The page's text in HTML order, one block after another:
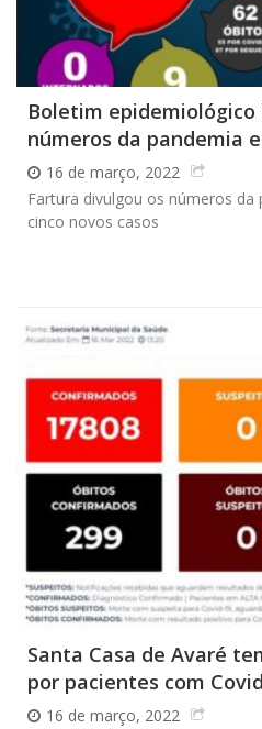
Boletim
números da pandemia
16 de março, 2022
Fartura divulgou os números da
cinco novos casos
Santa Casa de Avaré
por pacientes com
16 de março, 2022